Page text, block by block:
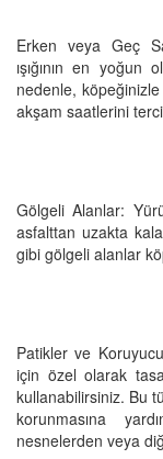
Erken veya Geç
ışığının en
nedenle,
akşam saatlerini
Gölgeli Alanlar:
asfalttan uzakta
gibi gölgeli alanlar
Patikler ve
için özel olarak
kullanabilirsiniz. Bu
korunmasına
nesnelerden veya